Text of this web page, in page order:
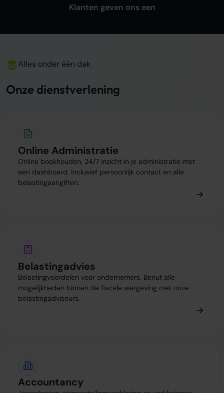
Klanten geven ons een
Alles onder één dak
Onze dienstverlening
Online Administratie
Online boekhouden, 24/7 inzicht in je administratie met
een dashboard. Inclusief persoonlijk contact en alle
belastingaangiften.
Belastingadvies
Belastingvoordelen voor ondernemers. Benut alle
mogelijkheden binnen de fiscale wetgeving met onze
belastingadviseurs.
Accountancy